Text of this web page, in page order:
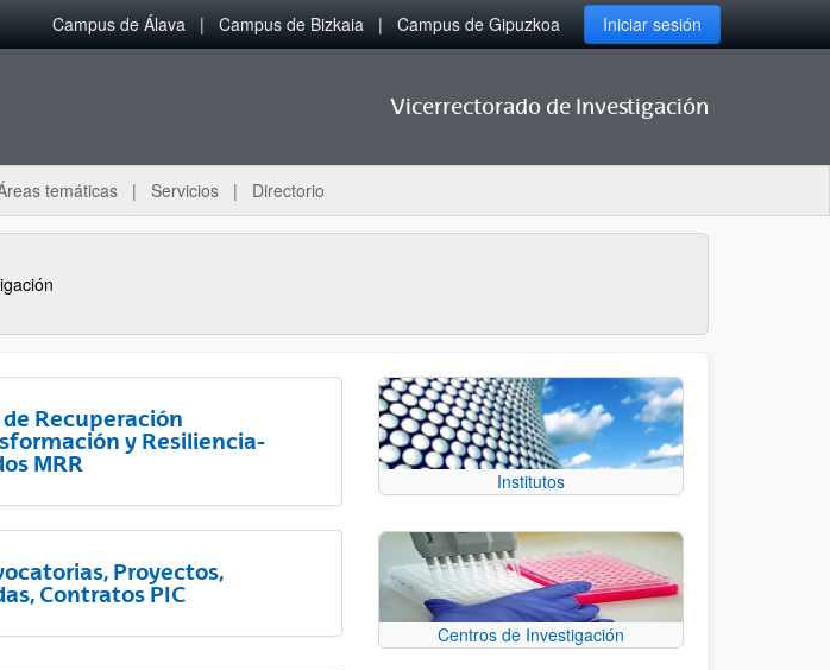
Campus de Álava Campus de Bizkaia Campus de Gipuzkoa Iniciar sesión
Vicerrectorado de Investigación
temáticas Servicios Directorio
de Recuperación
y Resiliencia-
MRR
Proyectos,
Contratos PIC
Institutos
Centros de Investigación